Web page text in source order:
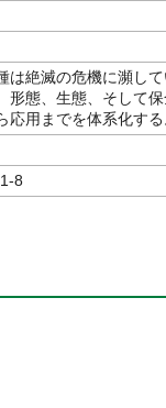
は絶滅の危機に瀕し
形態、生態、そして
応用までを体系化す
8